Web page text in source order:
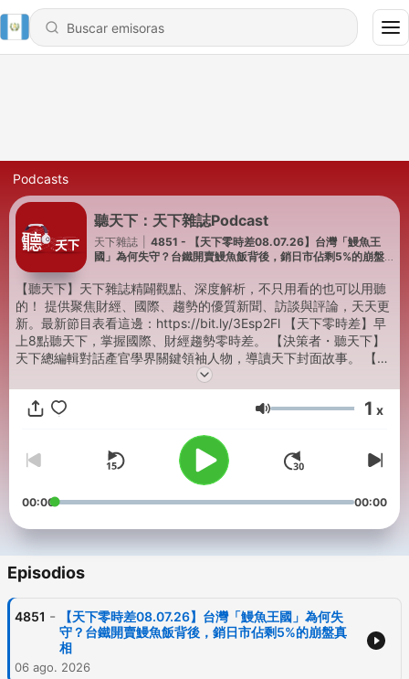
Podcasts
聽天下：天下雜誌Podcast
天下雜誌
4851 - 【天下零時差08.07.26】台灣「鰻魚王
國」為何失守？台鐵開賣鰻魚飯背後，銷日市佔剩5%的崩盤
【聽天下】天下雜誌精闢觀點、深度解析，不只用看的也可以用聽
的！ 提供聚焦財經、國際、趨勢的優質新聞、訪談與評論，天天更
新。最新節目表看這邊：https://bit.ly/3Esp2Fl 【天下零時差】早
上8點聽天下，掌握國際、財經趨勢零時差。 【決策者・聽天下】
天下總編輯對話產官學界關鍵領袖人物，導讀天下封面故事。 【經
濟學人＠天下】每週導讀最新一期《經濟學人》，掌握世界政經趨
勢。 【阿榕伯胡說科技】科技輕鬆聊，天下總主筆陳良榕暢談半導
體產業趨勢與科技時事。 【永續會】投資新準則，企業好公民，永
的總和，城市的未來，充滿無限想像。 【管理同學會】天下雜誌出
版總編輯為你解析管理實務與應用。 【Off學】星期天用聽的美好
時尚生活提案。 【微笑台灣】以深度旅遊和人情故事，體驗台灣鄉
鎮魅力。（完整節目表：https://bit.ly/3HSN7T2 ） 【聰明慢老】
點，獨立評論帶你聽見看不見的台灣 【服務一點訣】掌握一點訣，
連全球新世代作者分享觀點與故事。（完整節目表：
https://bit.ly/3RUaots ） 【天下經濟論壇】CWEF天下經濟論壇，
搭建產官學菁英對話平台。 ＊姊妹頻道「天下學習」，歡迎搜尋收
聽：https://pse.is/7c7lp8 ＊訂閱天下全閱讀：
https://reurl.cc/g7g0EN ＊意見信箱：bill@cw.com.tw ＊「聽天
下」清楚分類更好聽，下載天下雜誌App：
https://topic.cw.com.tw/cwapp/applink/cwapp.html -- Hosting
Volumen 1 x
00:00 00:00
Episodios
4851 -
【天下零時差08.07.26】台灣「鰻魚王國」為何失
守？台鐵開賣鰻魚飯背後，銷日市佔剩5%的崩盤真
相
06 ago. 2026